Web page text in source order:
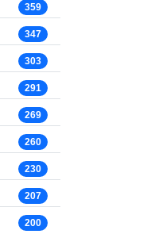
359
347
303
291
269
260
230
207
200